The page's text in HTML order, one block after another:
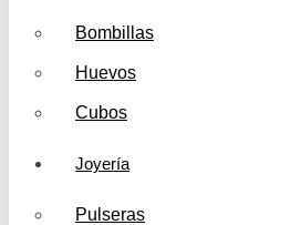
Bombillas
Huevos
Cubos
Joyería
Pulseras